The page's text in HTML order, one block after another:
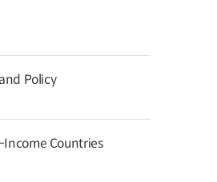
Policy
Income Countries